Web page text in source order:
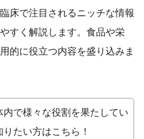
床で注目されるニッチな情報
すく解説します。食品や栄
的に役立つ内容を盛り込みま
内で様々な役割を果たしてい
たい方はこちら！